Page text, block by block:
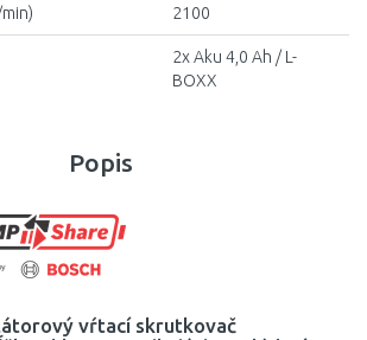
Popis
vŕtací skrutkovač
2100
2x Aku 4,0 Ah / L-
BOXX